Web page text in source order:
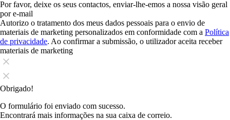
Por favor, deixe os seus contactos, enviar-lhe-emos a nossa visão geral
por e-mail
Autorizo o tratamento dos meus dados pessoais para o envio de
materiais de marketing personalizados em conformidade com a Política
de privacidade. Ao confirmar a submissão, o utilizador aceita receber
materiais de marketing
Obrigado!
O formulário foi enviado com sucesso.
Encontrará mais informações na sua caixa de correio.